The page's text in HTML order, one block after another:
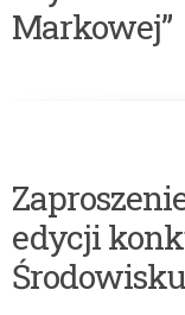
Markowej”
edycji